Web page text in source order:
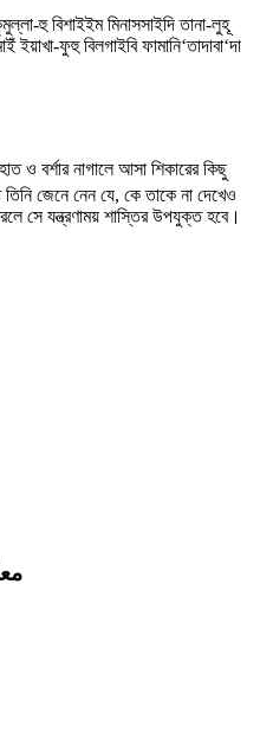
হু বিশাইইম মিনাসসাইদি তানা-লুহূ
ফুহু বিলগাইবি ফামানি‘তাদাবা‘দা
ও বর্শার নাগালে আসা শিকারের কিছু
তিনি জেনে নেন যে, কে তাকে না দেখেও
সে যন্ত্রণাময় শাস্তির উপযুক্ত হবে।